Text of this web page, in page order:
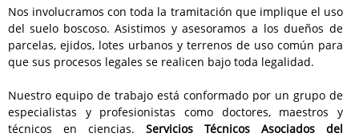
Nos involucramos con toda la tramitación que implique el uso
del suelo boscoso. Asistimos y asesoramos a los dueños de
parcelas, ejidos, lotes urbanos y terrenos de uso común para
que sus procesos legales se realicen bajo toda legalidad.
Nuestro equipo de trabajo está conformado por un grupo de
especialistas y profesionistas como doctores, maestros y
técnicos en ciencias. Servicios Técnicos Asociados del